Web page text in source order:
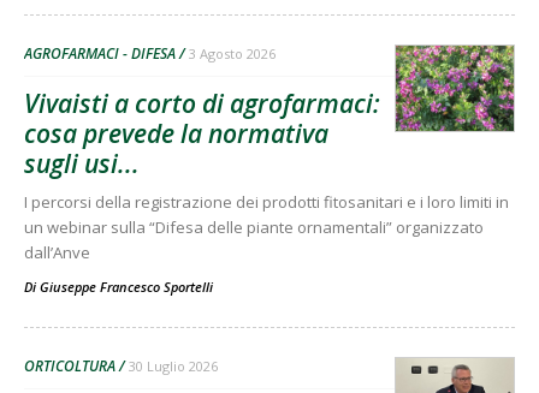
AGROFARMACI - DIFESA 3 Agosto 2026
Vivaisti a corto di agrofarmaci:
cosa prevede la normativa
sugli usi...
I percorsi della registrazione dei prodotti fitosanitari e i loro limiti in
un webinar sulla “Difesa delle piante ornamentali” organizzato
dall’Anve
Di Giuseppe Francesco Sportelli
ORTICOLTURA 30 Luglio 2026